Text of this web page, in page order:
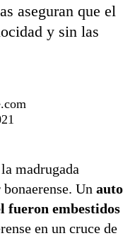
aseguran que el
y sin las
madrugada
Un auto
fueron embestidos
en un cruce de